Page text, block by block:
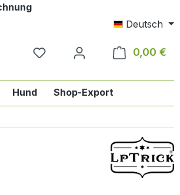
Deutsch
0,00 €
Reiter
Hund Shop-Export